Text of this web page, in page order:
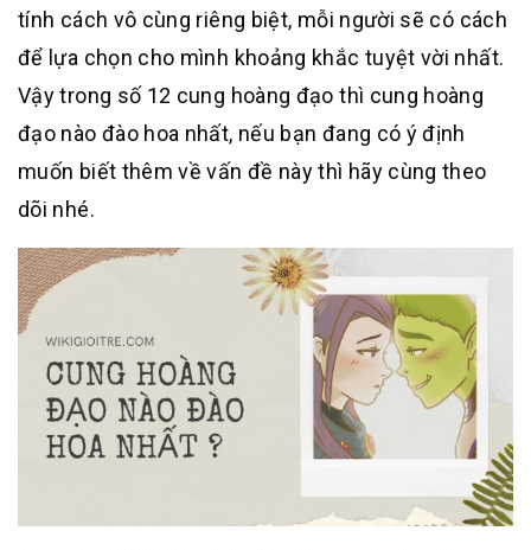
tính cách vô cùng riêng biệt, mỗi người sẽ có cách
để lựa chọn cho mình khoảng khắc tuyệt vời nhất.
Vậy trong số 12 cung hoàng đạo thì cung hoàng
đạo nào đào hoa nhất, nếu bạn đang có ý định
muốn biết thêm về vấn đề này thì hãy cùng theo
dõi nhé.